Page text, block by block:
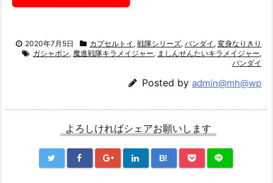
2020年7月5日 カプセルトイ , 戦隊シリーズ, バンダイ , 変身なりきり
ガシャポン, 魔進戦隊キラメイジャー, ましんせんたいキラメイジャー,
バンダイ
Posted by admin@mh@wp
よろしければシェアお願いします
B!